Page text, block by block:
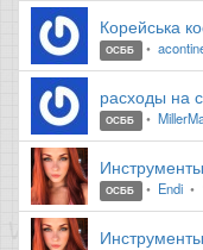
Корейська
ОСББ
расходы на
ОСББ
ОСББ Endi